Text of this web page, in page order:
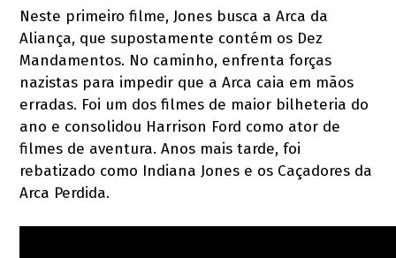
Neste primeiro filme, Jones busca a Arca da
Aliança, que supostamente contém os Dez
Mandamentos. No caminho, enfrenta forças
nazistas para impedir que a Arca caia em mãos
erradas. Foi um dos filmes de maior bilheteria do
ano e consolidou Harrison Ford como ator de
filmes de aventura. Anos mais tarde, foi
rebatizado como Indiana Jones e os Caçadores da
Arca Perdida.